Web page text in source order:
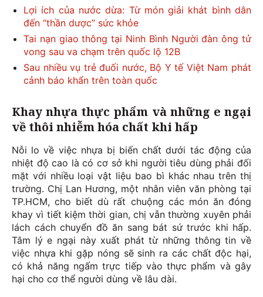
Lợi ích của nước dừa: Từ món giải khát bình dân
đến “thần dược” sức khỏe
Tai nạn giao thông tại Ninh Bình Người đàn ông tử
vong sau va chạm trên quốc lộ 12B
Sau nhiều vụ trẻ đuối nước, Bộ Y tế Việt Nam phát
cảnh báo khẩn trên toàn quốc
Khay nhựa thực phẩm và những e ngại
về thôi nhiễm hóa chất khi hấp
Nỗi lo về việc nhựa bị biến chất dưới tác động của
nhiệt độ cao là có cơ sở khi người tiêu dùng phải đối
mặt với nhiều loại vật liệu bao bì khác nhau trên thị
trường. Chị Lan Hương, một nhân viên văn phòng tại
TP.HCM, cho biết dù rất chuộng các món ăn đóng
khay vì tiết kiệm thời gian, chị vẫn thường xuyên phải
lách cách chuyển đồ ăn sang bát sứ trước khi hấp.
Tâm lý e ngại này xuất phát từ những thông tin về
việc nhựa khi gặp nóng sẽ sinh ra các chất độc hại,
có khả năng ngấm trực tiếp vào thực phẩm và gây
hại cho cơ thể người dùng về lâu dài.